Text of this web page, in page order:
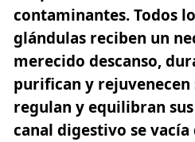
contaminantes. Todos
glándulas reciben un
merecido descanso,
purifican y rejuvenecen
regulan y equilibran
canal digestivo se